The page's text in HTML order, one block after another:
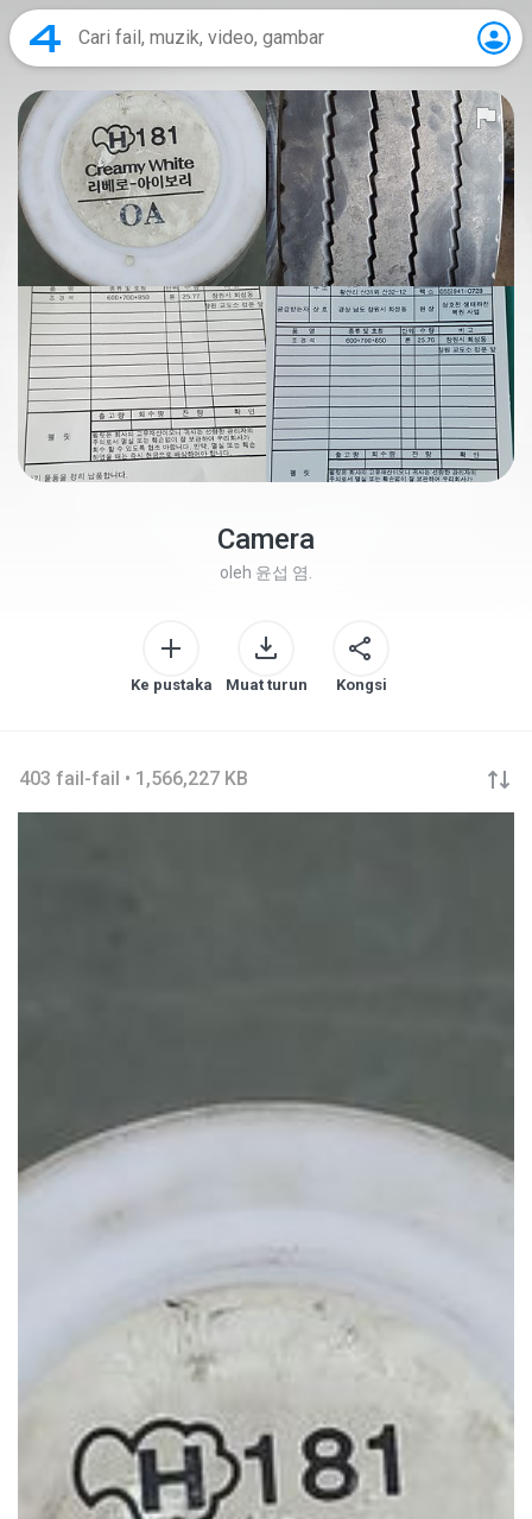
Camera
oleh 윤섭 염.
Ke pustaka Muat turun Kongsi
403 fail-fail • 1,566,227 KB